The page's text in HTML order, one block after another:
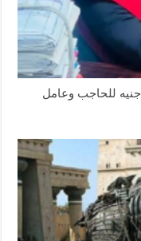
اعترافات القاضي المزيف: غمزة بـ”100 جنيه للحاجب وعامل